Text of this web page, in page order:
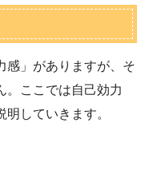
感」がありますが、そ
。ここでは自己効力
していきます。